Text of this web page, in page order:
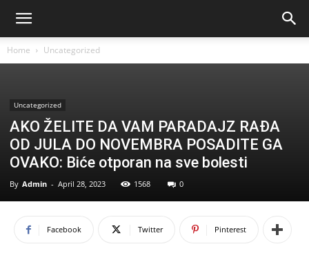
Home Uncategorized
Uncategorized
AKO ŽELITE DA VAM PARADAJZ RAĐA
OD JULA DO NOVEMBRA POSADITE GA
OVAKO: Biće otporan na sve bolesti
By Admin - April 28, 2023 1568 0
Facebook Twitter Pinterest